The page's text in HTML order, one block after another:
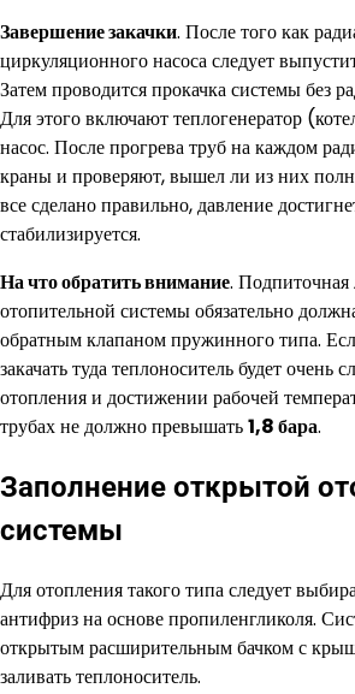
Завершение закачки. После того как
циркуляционного насоса следует
Затем проводится прокачка системы без
Для этого включают теплогенератор
насос. После прогрева труб на каждом
краны и проверяют, вышел ли из них
все сделано правильно, давление
стабилизируется.
На что обратить внимание. Подпиточная
отопительной системы обязательно
обратным клапаном пружинного типа.
закачать туда теплоноситель будет очень
отопления и достижении рабочей
трубах не должно превышать1,8 бара.
Заполнение открытой
системы
Для отопления такого типа следует
антифриз на основе пропиленгликоля.
открытым расширительным бачком с
заливать теплоноситель.